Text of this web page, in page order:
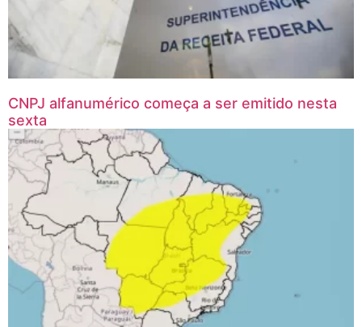
CNPJ alfanumérico começa a ser emitido nesta
sexta